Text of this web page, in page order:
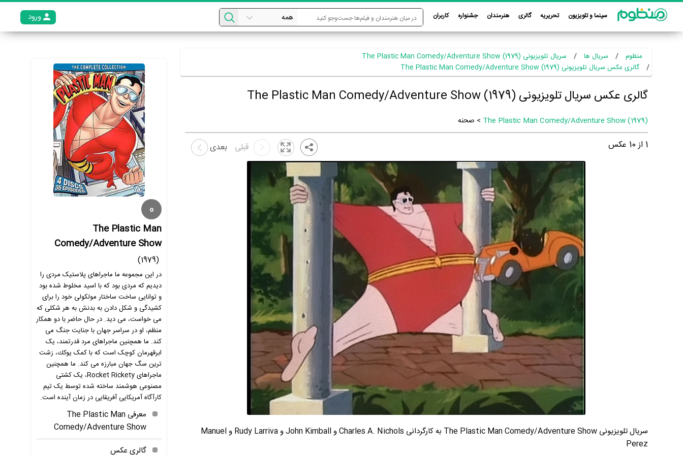
سینما و تلویزیون تحریریه گالری هنرمندان جشنواره کاربران ورود
منظوم سریال ها
سریال تلویزیونی The Plastic Man Comedy/Adventure Show (1979)
گالری عکس سریال تلویزیونی The Plastic Man Comedy/Adventure Show (1979)
گالری عکس سریال تلویزیونی The Plastic Man Comedy/Adventure Show (1979)
The Plastic Man Comedy/Adventure Show (1979) > صحنه
1 از10 عکس بعدی قبلی
سریال تلویزیونی The Plastic Man Comedy/Adventure Show به کارگردانی Charles A. Nichols و John Kimball و Rudy Larriva و Manuel
Perez
0
The Plastic Man
Comedy/Adventure Show
(1979)
در این مجموعه ما ماجراهای پلاستیک مردی را
دیدیم که مردی بود که با اسید مخلوط شده بود
و توانایی ساخت ساختار مولکولی خود را برای
کشیدگی و شکل دادن به بدنش به هر شکلی که
می خواست، می دید. در حال حاضر با دو همکار
منظم، او در سراسر جهان با جنایت جنگ می
کند. ما همچنین ماجراهای مرد قدرتمند، یک
ابرقهرمان کوچک است که با کمک یوكك، زشت
ترین سگ جهان مبارزه می كند. ما همچنین
ماجراهای Rocket Rickety، یک کشتی
مصنوعی هوشمند ساخته شده توسط یک تیم
کارآگاه آمریکایی آفریقایی در زمان آینده است.
معرفی The Plastic Man
Comedy/Adventure Show
گالری عکس